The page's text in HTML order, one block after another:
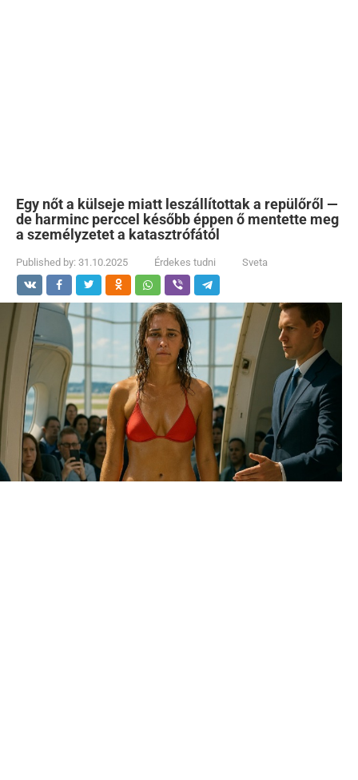
Egy nőt a külseje miatt leszállítottak a repülőről —
de harminc perccel később éppen ő mentette meg
a személyzetet a katasztrófától
Published by: 31.10.2025 Érdekes tudni Sveta